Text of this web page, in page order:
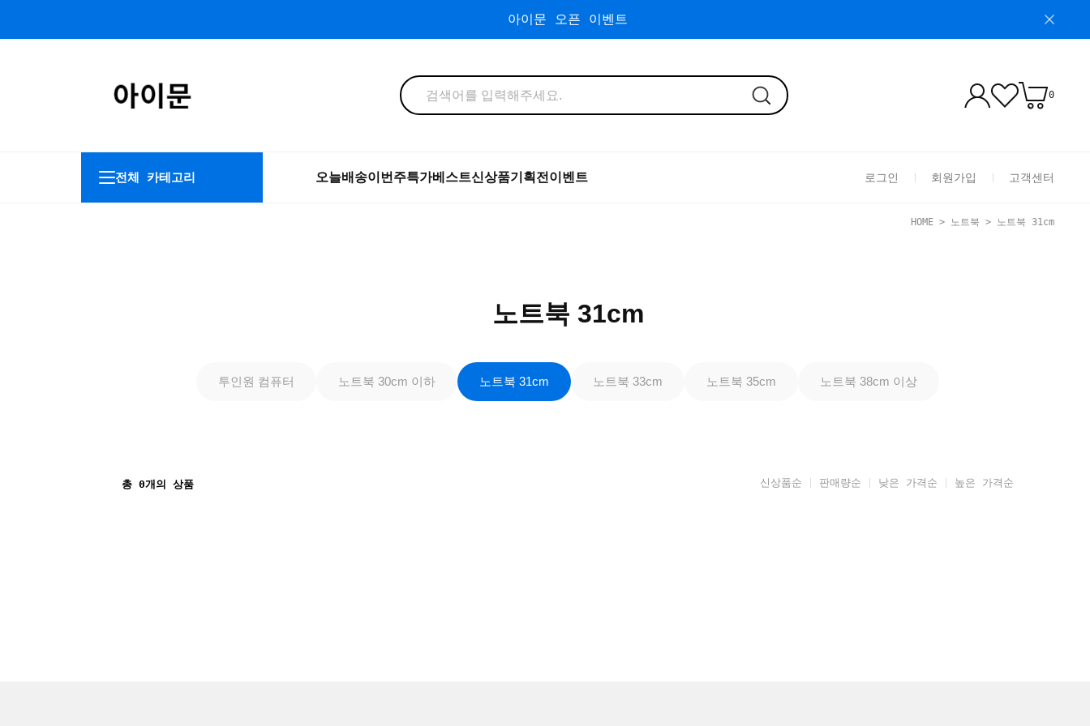
아이문 오픈 이벤트
0
전체 카테고리 오늘배송이번주특가베스트신상품기획전이벤트 로그인 회원가입 고객센터
HOME > 노트북 > 노트북 31cm
노트북 31cm
투인원 컴퓨터 노트북 30cm 이하 노트북 31cm 노트북 33cm 노트북 35cm 노트북 38cm 이상
총 0개의 상품 신상품순 판매량순 낮은 가격순 높은 가격순